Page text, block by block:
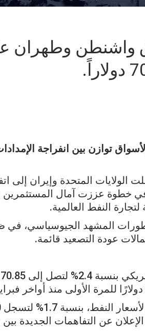
واشنطن
توازن بين انفراجة
الولايات المتحدة وإيران
في خطوة عززت آمال المستثمرين
النفط العالمية.
المشهد الجيوسياسي، في
عودة التصعيد قائمة.
عن التفاهمات الجديدة